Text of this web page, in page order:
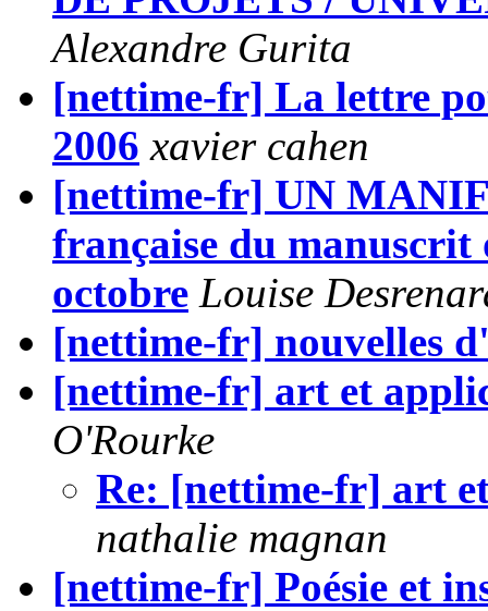
Alexandre Gurita
[nettime-fr] La lettre
2006 xavier cahen
[nettime-fr] UN
française du
octobre Louise
[nettime-fr] nouvelles
[nettime-fr] art et
O'Rourke
Re: [nettime-fr] art
nathalie magnan
[nettime-fr] Poésie et